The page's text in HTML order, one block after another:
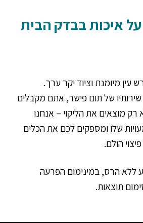
איכות בבדק הבית
עין מיומנת וציוד יקר ערך.
של תום פישר, אתם מקבלים
מוצאים את הליקוי – אנחנו
שלו ומספקים לכם את הכלים
הולם.
ללא הרס, במינימום הפרעה
תוצאות.